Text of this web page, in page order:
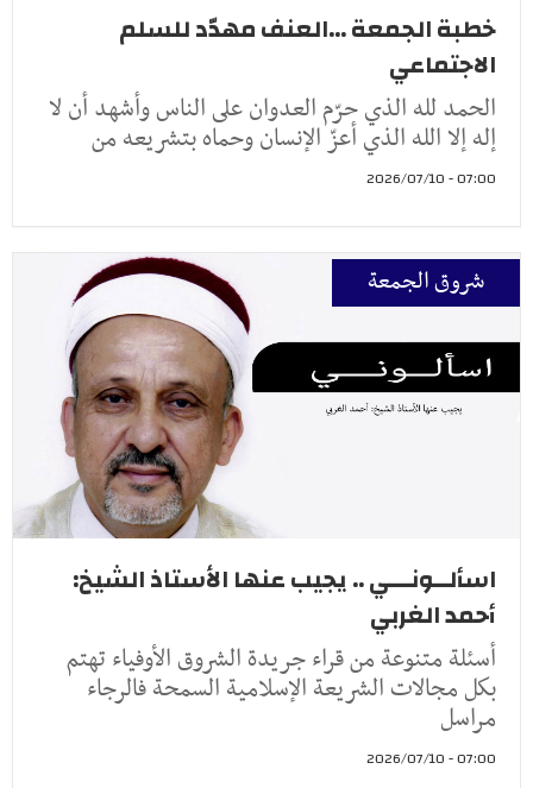
خطبة الجمعة ...العنف مهدّد للسلم
الاجتماعي
الحمد لله الذي حرّم العدوان على الناس وأشهد أن لا
إله إلا الله الذي أعزّ الإنسان وحماه بتشريعه من
07:00 - 2026/07/10
شروق الجمعة
اسألــونـــي .. يجيب عنها الأستاذ الشيخ:
أحمد الغربي
أسئلة متنوعة من قراء جريدة الشروق الأوفياء تهتم
بكل مجالات الشريعة الإسلامية السمحة فالرجاء
مراسل
07:00 - 2026/07/10